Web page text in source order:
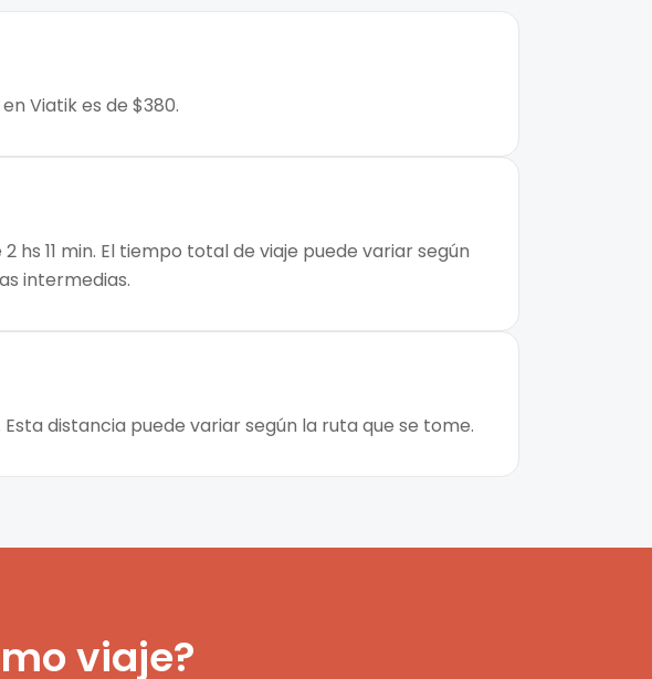
Viatik es de $380.
hs 11 min. El tiempo total de viaje puede variar según
intermedias.
distancia puede variar según la ruta que se tome.
viaje?